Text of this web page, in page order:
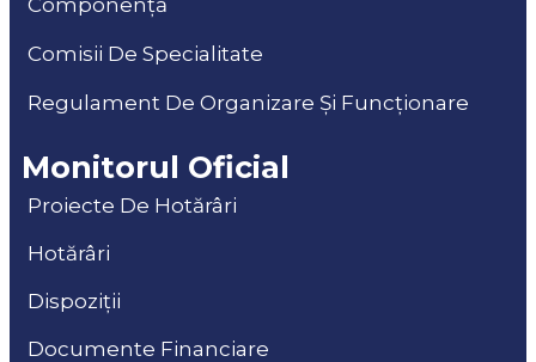
Comisii De Specialitate
Regulament De Organizare Și Funcționare
Monitorul Oficial
Proiecte De Hotărâri
Hotărâri
Dispoziții
Documente Financiare